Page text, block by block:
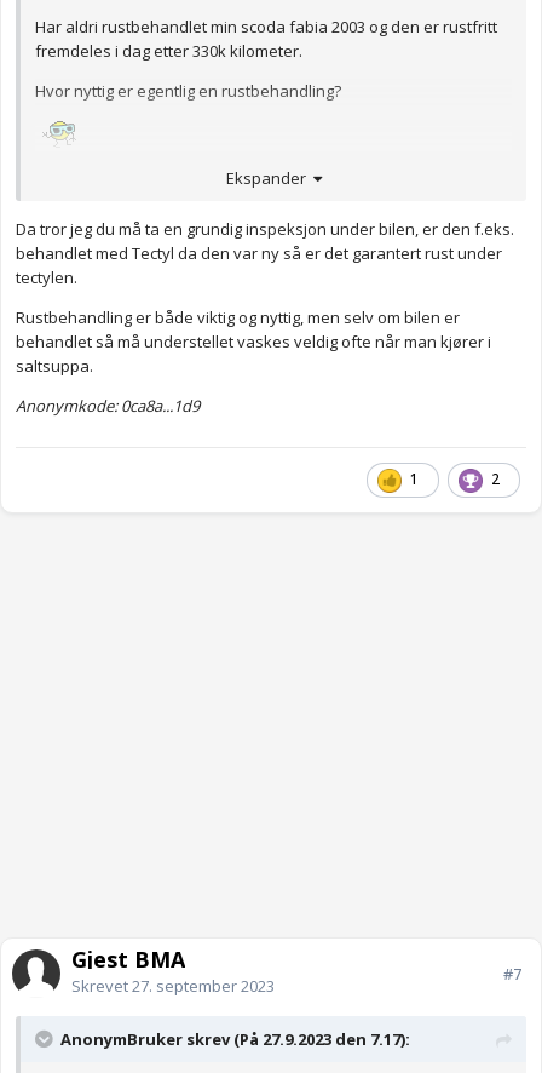
Har aldri rustbehandlet min scoda fabia 2003 og den er rustfritt
fremdeles i dag etter 330k kilometer.
Hvor nyttig er egentlig en rustbehandling?
Ekspander
Da tror jeg du må ta en grundig inspeksjon under bilen, er den f.eks.
behandlet med Tectyl da den var ny så er det garantert rust under
tectylen.
Rustbehandling er både viktig og nyttig, men selv om bilen er
behandlet så må understellet vaskes veldig ofte når man kjører i
saltsuppa.
Anonymkode: 0ca8a...1d9
1 2
Gjest BMA
Skrevet27. september 2023
#7
AnonymBruker skrev (På 27.9.2023 den 7.17):